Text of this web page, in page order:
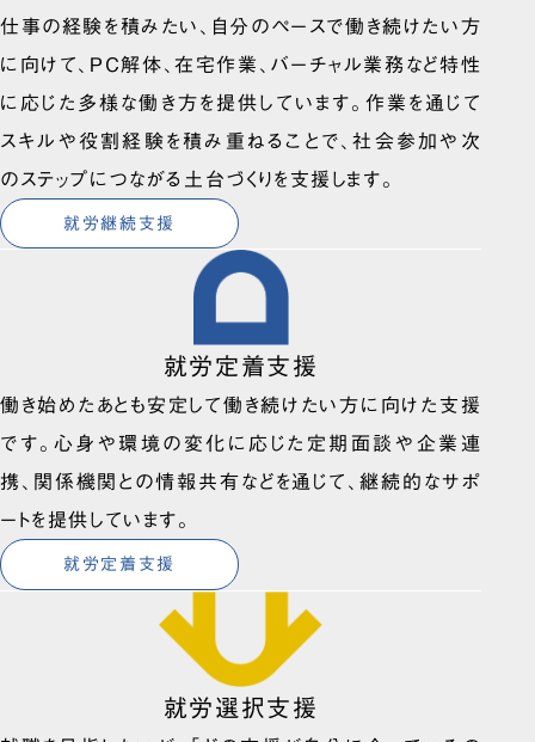
仕事の経験を積みたい、自分のペースで働き続けたい方
に向けて、PC解体、在宅作業、バーチャル業務など特性
に応じた多様な働き方を提供しています。作業を通じて
スキルや役割経験を積み重ねることで、社会参加や次
のステップにつながる土台づくりを支援します。
就労継続支援
就労定着支援
働き始めたあとも安定して働き続けたい方に向けた支援
です。心身や環境の変化に応じた定期面談や企業連
携、関係機関との情報共有などを通じて、継続的なサポ
ートを提供しています。
就労定着支援
就労選択支援